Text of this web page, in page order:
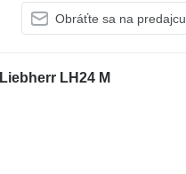
Obráťte sa na predajcu
LH24 M